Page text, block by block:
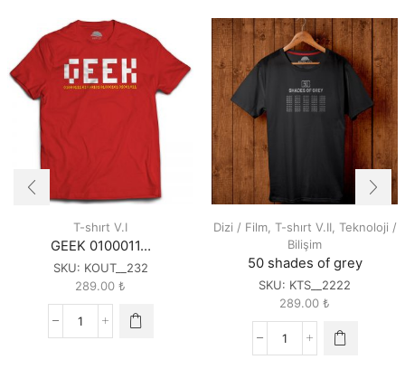
T-shırt V.I
GEEK 0100011…
SKU: KOUT__232
289.00 ₺
GEEK
Dizi / Film, T-shırt V.II, Teknoloji /
Bilişim
50 shades of grey
SKU: KTS__2222
289.00 ₺
50